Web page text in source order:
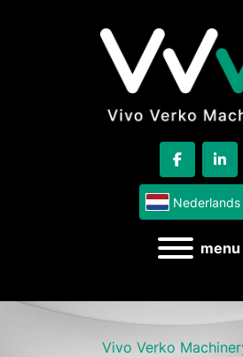
facebook
Nederlands
menu
Vivo Verko